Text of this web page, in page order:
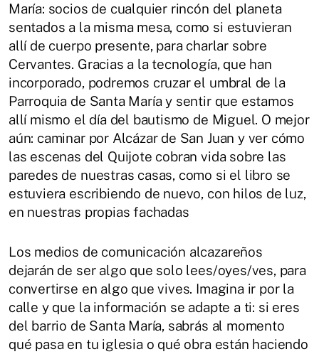
María: socios de cualquier rincón del planeta
sentados a la misma mesa, como si estuvieran
allí de cuerpo presente, para charlar sobre
Cervantes. Gracias a la tecnología, que han
incorporado, podremos cruzar el umbral de la
Parroquia de Santa María y sentir que estamos
allí mismo el día del bautismo de Miguel. O mejor
aún: caminar por Alcázar de San Juan y ver cómo
las escenas del Quijote cobran vida sobre las
paredes de nuestras casas, como si el libro se
estuviera escribiendo de nuevo, con hilos de luz,
en nuestras propias fachadas
Los medios de comunicación alcazareños
dejarán de ser algo que solo lees/oyes/ves, para
convertirse en algo que vives. Imagina ir por la
calle y que la información se adapte a ti: si eres
del barrio de Santa María, sabrás al momento
qué pasa en tu iglesia o qué obra están haciendo